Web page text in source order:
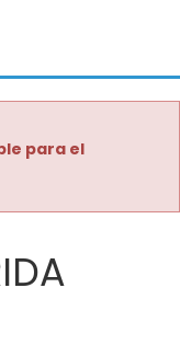
para el